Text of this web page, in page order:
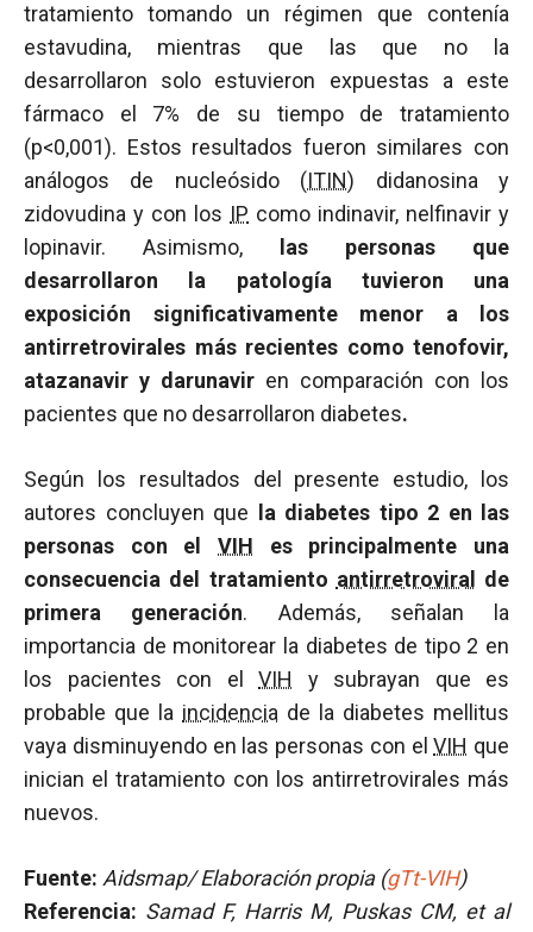
tratamiento tomando un régimen que contenía
estavudina, mientras que las que no la
desarrollaron solo estuvieron expuestas a este
fármaco el 7% de su tiempo de tratamiento
(p<0,001). Estos resultados fueron similares con
análogos de nucleósido (ITIN) didanosina y
zidovudina y con los IP como indinavir, nelfinavir y
lopinavir. Asimismo,
las personas que
desarrollaron la patología tuvieron una
exposición significativamente menor a los
antirretrovirales más recientes como tenofovir,
atazanavir y darunavir en comparación con los
pacientes que no desarrollaron diabetes.
Según los resultados del presente estudio, los
autores concluyen que
la diabetes tipo 2 en las
personas con el VIH es principalmente una
consecuencia del tratamiento antirretroviral
de
primera generación. Además, señalan la
importancia de monitorear la diabetes de tipo 2 en
los pacientes con el VIH y subrayan que es
probable que la incidencia de la diabetes mellitus
vaya disminuyendo en las personas con elVIH que
inician el tratamiento con los antirretrovirales más
nuevos.
Fuente: Aidsmap/ Elaboración propia (gTt-VIH)
Referencia: Samad F, Harris M, Puskas CM, et al